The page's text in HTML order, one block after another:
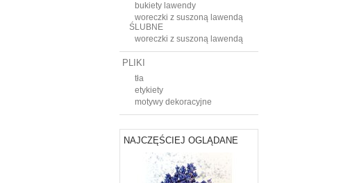
bukiety lawendy
woreczki z suszoną lawendą
ŚLUBNE
woreczki z suszoną lawendą
PLIKI
tła
etykiety
motywy dekoracyjne
NAJCZĘŚCIEJ OGLĄDANE